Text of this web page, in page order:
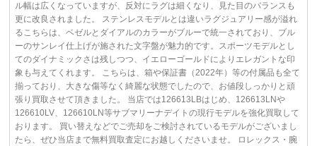
ル幅は広くなっていますが、反対にラグは細くなり、見た目のバランスも
更に改良されました。 ステンレスモデルとは違いラグジュアリー感が溢れ
るこちらは、ベゼルとダイアルのカラーがブルーで統一されており、ブル
ーのサンレイ仕上げが施された文字盤が魅力的です。スポーツモデルとし
てのダイナミックさは残しつつ、イエローゴールドによりエレガントな印
象も与えてくれます。 こちらは、箱や保証書（2022年）等の付属品も全て
揃っており、大きな傷等なく綺麗な状態でしたので、お値段しっかりと頑
張り買取させて頂きました。 当店では126613LBはじめ、126613LNや
126610LV、126610LN等サブマリーナデイトの現行モデルを強化買取して
おります。 買い替えなどでご売却をご検討されているモデルがございまし
たら、ぜひ当店まで無料買取査定にお越しくださいませ。 ロレックス・腕